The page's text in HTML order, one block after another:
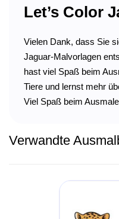
Let’s Color
Vielen Dank, dass Sie
Jaguar-Malvorlagen
hast viel Spaß beim
Tiere und lernst mehr
Viel Spaß beim
Verwandte